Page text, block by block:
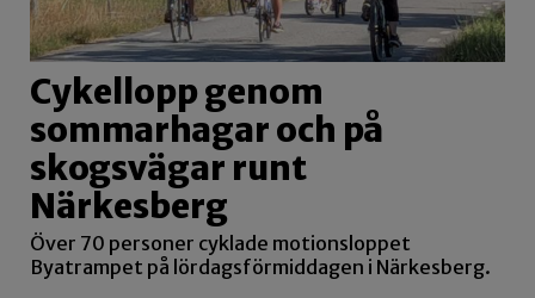
Cykellopp genom
sommarhagar och på
skogsvägar runt
Närkesberg
Över 70 personer cyklade motionsloppet
Byatrampet på lördagsförmiddagen i Närkesberg.